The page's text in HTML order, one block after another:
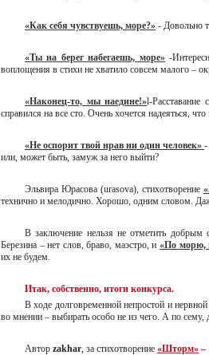
«Как себя чувствуешь, море?» - Довольно
«Ты на берег набегаешь, море»-
воплощения в стихи не хватило совсем малого –
«Наконец-то, мы наедине!»l-
справился на все сто. Очень хочется надеяться,
«Не оспорит твой нрав ни один человек» -
или, может быть, замуж за него выйти?
Эльвира Юрасова (urasova), стихотворение
технично и мелодично. Хорошо, одним словом.
В заключение нельзя не отметить добрым
Березина – нет слов, браво, маэстро, и «По морю,
их не будем.
Итак, собственно, итоги конкурса.
В ходе долговременной непростой и
во мнении – выбирать особо не из чего. А по
Автор zakhar, за стихотворение «Шторм» –